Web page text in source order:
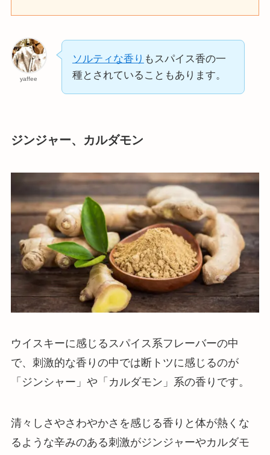
yaffee
ソルティな香り もスパイス香の一
種とされていることもあります。
ジンジャー、カルダモン
ウイスキーに感じるスパイス系フレーバーの中
で、刺激的な香りの中では断トツに感じるのが
「ジンシャー」や「カルダモン」系の香りです。
清々しさやさわやかさを感じる香りと体が熱くな
るような辛みのある刺激がジンジャーやカルダモ